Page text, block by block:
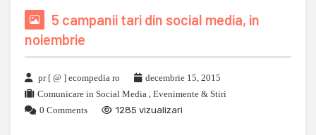
5 campanii tari din social media, in
noiembrie
pr [ @ ] ecompedia ro
decembrie 15, 2015
Comunicare in Social Media , Evenimente & Stiri
0 Comments
1285 vizualizari